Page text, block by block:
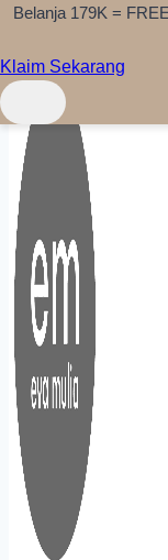
Skip to content
Belanja 179K =
Klaim Sekarang